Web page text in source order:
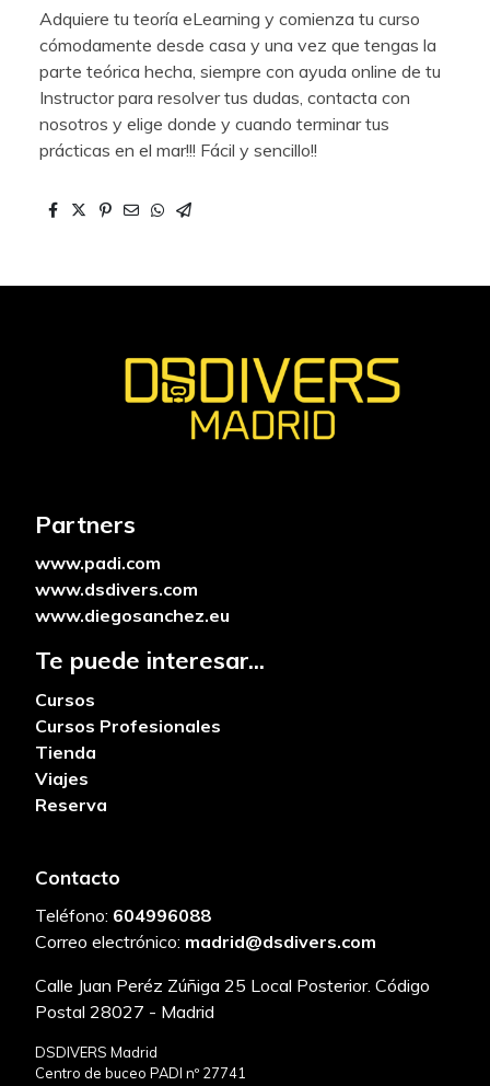
Adquiere tu teoría eLearning y comienza tu curso
cómodamente desde casa y una vez que tengas la
parte teórica hecha, siempre con ayuda online de tu
Instructor para resolver tus dudas, contacta con
nosotros y elige donde y cuando terminar tus
prácticas en el mar!!! Fácil y sencillo!!
Partners
www.padi.com
www.dsdivers.com
www.diegosanchez.eu
Te puede interesar...
Cursos
Cursos Profesionales
Tienda
Viajes
Reserva
Contacto
Teléfono: 604996088
Correo electrónico: madrid@dsdivers.com
Calle Juan Peréz Zúñiga 25 Local Posterior. Código
Postal 28027 - Madrid
DSDIVERS Madrid
Centro de buceo PADI nº 27741